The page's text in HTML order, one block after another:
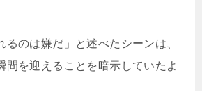
るのは嫌だ」と述べたシーンは、
間を迎えることを暗示していたよ